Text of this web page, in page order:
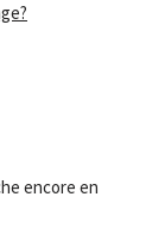
encore en